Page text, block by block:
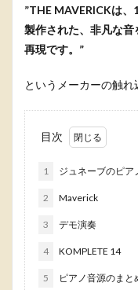
”THE MAVERICKは
製作された、非凡な
再現です。”
というメーカーの触れ
目次
1 ジュネーブのピア
2 Maverick
3 デモ演奏
4 KOMPLETE 14
5 ピアノ音源のまと